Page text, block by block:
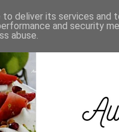
deliver its services and
and security
abuse.